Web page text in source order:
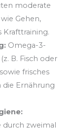
moderate
Gehen,
Krafttraining.
Omega-3-
B. Fisch oder
frisches
die Ernährung
durch zweimal